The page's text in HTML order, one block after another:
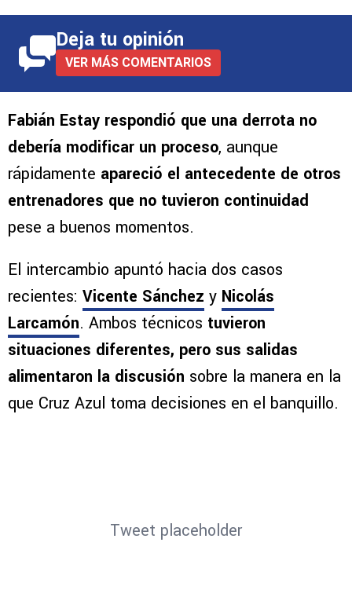
Deja tu opinión
VER MÁS COMENTARIOS
Fabián Estay respondió que una derrota no
debería modificar un proceso, aunque
rápidamente apareció el antecedente de otros
entrenadores que no tuvieron continuidad
pese a buenos momentos.
El intercambio apuntó hacia dos casos
recientes: Vicente Sánchez y Nicolás
Larcamón. Ambos técnicos tuvieron
situaciones diferentes, pero sus salidas
alimentaron la discusión sobre la manera en la
que Cruz Azul toma decisiones en el banquillo.
Tweet placeholder